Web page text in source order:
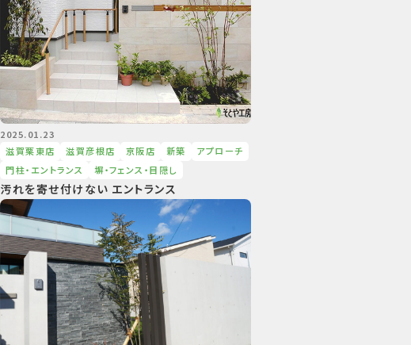
2025.01.23
滋賀栗東店
滋賀彦根店 京阪店 新築
アプローチ
⾨柱・エントランス
塀・フェンス・⽬隠し
汚れを寄せ付けない エントランス